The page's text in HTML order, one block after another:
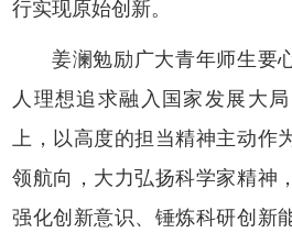
行实现原始创新。
姜澜勉励广大青年师生要
人理想追求融入国家发展大
上，以高度的担当精神主动作
领航向，大力弘扬科学家精神
强化创新意识、锤炼科研创新